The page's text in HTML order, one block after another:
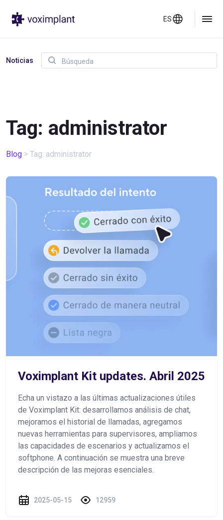
ES
Noticias
Tag: administrator
Blog > Tag: administrator
Voximplant Kit updates. Abril 2025
Echa un vistazo a las últimas actualizaciones útiles
de Voximplant Kit: desarrollamos análisis de chat,
mejoramos el historial de llamadas, agregamos
nuevas herramientas para supervisores, ampliamos
las capacidades de escenarios y actualizamos el
softphone. A continuación se muestra una breve
descripción de las mejoras esenciales.
2025-05-15 12959